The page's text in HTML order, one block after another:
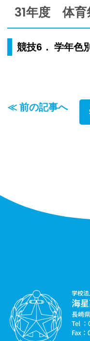
31年度 体育
競技6． 学年色
≪ 前の記事へ
学校
海
長崎
Tel
Fax